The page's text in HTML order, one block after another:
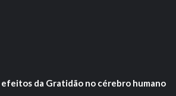
da Gratidão no cérebro humano